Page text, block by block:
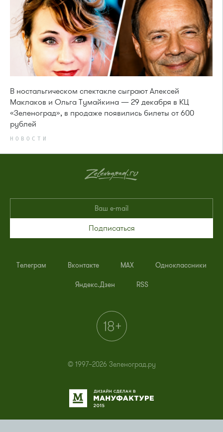
В ностальгическом спектакле сыграют Алексей
Маклаков и Ольга Тумайкина — 29 декабря в КЦ
«Зеленоград», в продаже появились билеты от 600
рублей
НОВОСТИ
Подписаться
Телеграм Вконтакте MAX Одноклассники
Яндекс.Дзен RSS
© 1997–2026 Зеленоград.ру